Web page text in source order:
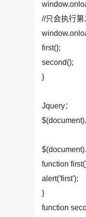
//只会执行
first();
second();
}
Jquery：
function
alert('first');
}
function